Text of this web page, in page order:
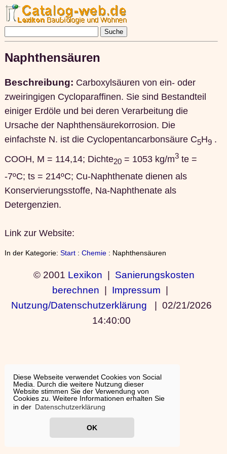
Diese Webseite verwendet Cookies von Social
Media. Durch die weitere Nutzung dieser
Website stimmen Sie der Verwendung von
Cookies zu. Weitere Informationen erhalten Sie
in der Datenschutzerklärung
OK
Naphthensäuren
Beschreibung: Carboxylsäuren von ein- oder
zweiringigen Cycloparaffinen. Sie sind Bestandteil
einiger Erdöle und bei deren Verarbeitung die
Ursache der Naphthensäurekorrosion. Die
einfachste N. ist die Cyclopentancarbonsäure C5H9.
COOH, M = 114,14; Dichte20= 1053 kg/m3te =
-7ºC; ts = 214ºC; Cu-Naphthenate dienen als
Konservierungsstoffe, Na-Naphthenate als
Detergenzien.
Link zur Website:
In der Kategorie: Start: Chemie: Naphthensäuren
© 2001 Lexikon | Sanierungskosten
berechnen | Impressum |
Nutzung/Datenschutzerklärung | 02/21/2026
14:40:00